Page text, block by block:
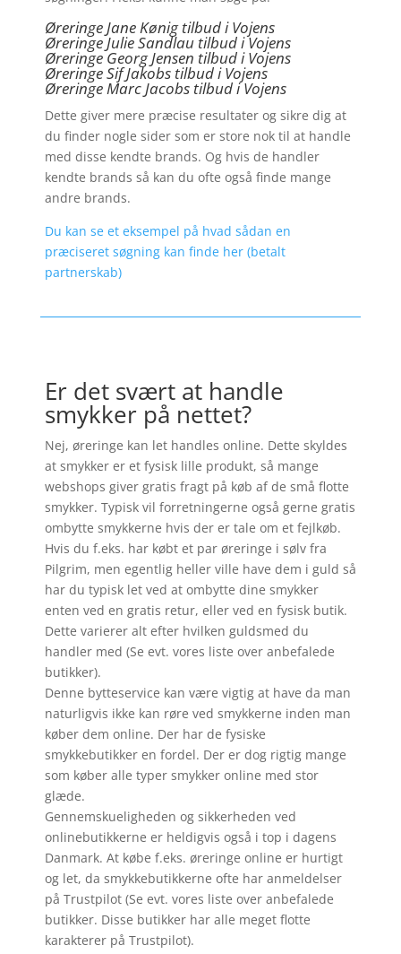
Øreringe Jane Kønig tilbud i Vojens
Øreringe Julie Sandlau tilbud i Vojens
Øreringe Georg Jensen tilbud i Vojens
ØreringeSif Jakobs tilbud i Vojens
Øreringe Marc Jacobs tilbud i Vojens
Dette giver mere præcise resultater og sikre dig at
du finder nogle sider som er store nok til at handle
med disse kendte brands. Og hvis de handler
kendte brands så kan du ofte også finde mange
andre brands.
Du kan se et eksempel på hvad sådan en
præciseret søgning kan finde her (betalt
partnerskab)
Er det svært at handle
smykker på nettet?
Nej, øreringe kan let handles online. Dette skyldes
at smykker er et fysisk lille produkt, så mange
webshops giver gratis fragt på køb af de små flotte
smykker. Typisk vil forretningerne også gerne gratis
ombytte smykkerne hvis der er tale om et fejlkøb.
Hvis du f.eks. har købt et par øreringe i sølv fra
Pilgrim, men egentlig heller ville have dem i guld så
har du typisk let ved at ombytte dine smykker
enten ved en gratis retur, eller ved en fysisk butik.
Dette varierer alt efter hvilken guldsmed du
handler med (Se evt. vores liste over anbefalede
butikker).
Denne bytteservice kan være vigtig at have da man
naturligvis ikke kan røre ved smykkerne inden man
køber dem online. Der har de fysiske
smykkebutikker en fordel. Der er dog rigtig mange
som køber alle typer smykker online med stor
glæde.
Gennemskueligheden og sikkerheden ved
onlinebutikkerne er heldigvis også i top i dagens
Danmark. At købe f.eks. øreringe online er hurtigt
og let, da smykkebutikkerne ofte har anmeldelser
på Trustpilot (Se evt. vores liste over anbefalede
butikker. Disse butikker har alle meget flotte
karakterer på Trustpilot).